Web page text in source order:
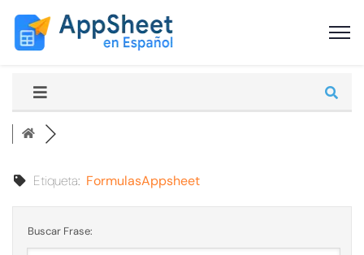
Etiqueta: FormulasAppsheet
Buscar Frase: